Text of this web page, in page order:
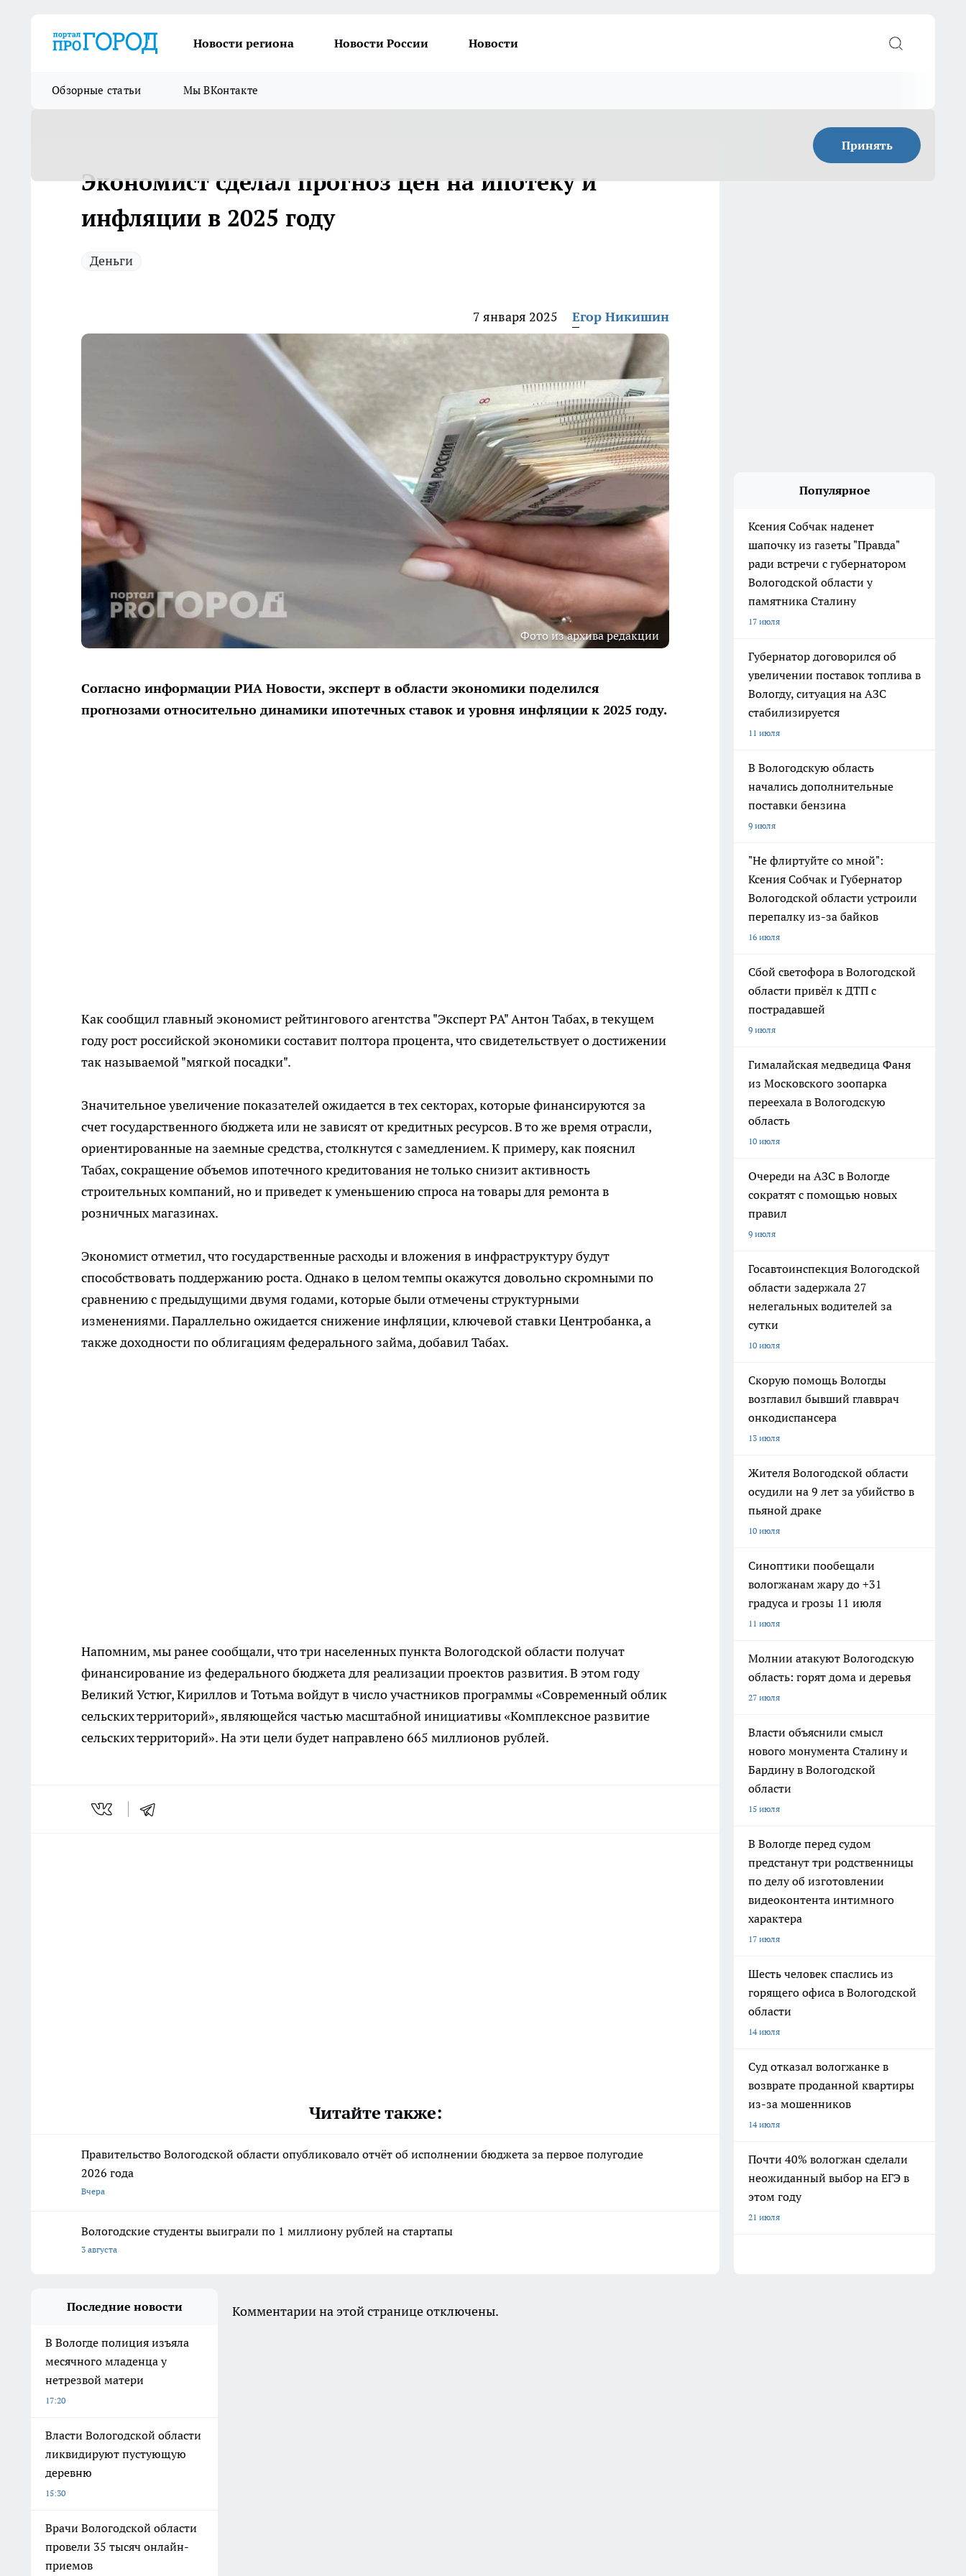
Новости региона Новости России Новости
Обзорные статьи Мы ВКонтакте
Принять
Экономист сделал прогноз цен на ипотеку и
инфляции в 2025 году
Деньги
7 января 2025 Егор Никишин
Фото из архива редакции
Согласно информации РИА Новости, эксперт в области экономики поделился
прогнозами относительно динамики ипотечных ставок и уровня инфляции к 2025 году.
Как сообщил главный экономист рейтингового агентства "Эксперт РА" Антон Табах, в текущем
году рост российской экономики составит полтора процента, что свидетельствует о достижении
так называемой "мягкой посадки".
Значительное увеличение показателей ожидается в тех секторах, которые финансируются за
счет государственного бюджета или не зависят от кредитных ресурсов. В то же время отрасли,
ориентированные на заемные средства, столкнутся с замедлением. К примеру, как пояснил
Табах, сокращение объемов ипотечного кредитования не только снизит активность
строительных компаний, но и приведет к уменьшению спроса на товары для ремонта в
розничных магазинах.
Экономист отметил, что государственные расходы и вложения в инфраструктуру будут
способствовать поддержанию роста. Однако в целом темпы окажутся довольно скромными по
сравнению с предыдущими двумя годами, которые были отмечены структурными
изменениями. Параллельно ожидается снижение инфляции, ключевой ставки Центробанка, а
также доходности по облигациям федерального займа, добавил Табах.
Напомним, мы ранее сообщали, что три населенных пункта Вологодской области получат
финансирование из федерального бюджета для реализации проектов развития. В этом году
Великий Устюг, Кириллов и Тотьма войдут в число участников программы «Современный облик
сельских территорий», являющейся частью масштабной инициативы «Комплексное развитие
сельских территорий». На эти цели будет направлено 665 миллионов рублей.
Читайте также:
Правительство Вологодской области опубликовало отчёт об исполнении бюджета за первое полугодие
2026 года
Вчера
Вологодские студенты выиграли по 1 миллиону рублей на стартапы
3 августа
Популярное
Ксения Собчак наденет
шапочку из газеты "Правда"
ради встречи с губернатором
Вологодской области у
памятника Сталину
17 июля
Губернатор договорился об
увеличении поставок топлива в
Вологду, ситуация на АЗС
стабилизируется
11 июля
В Вологодскую область
начались дополнительные
поставки бензина
9 июля
"Не флиртуйте со мной":
Ксения Собчак и Губернатор
Вологодской области устроили
перепалку из-за байков
16 июля
Сбой светофора в Вологодской
области привёл к ДТП с
пострадавшей
9 июля
Гималайская медведица Фаня
из Московского зоопарка
переехала в Вологодскую
область
10 июля
Очереди на АЗС в Вологде
сократят с помощью новых
правил
9 июля
Госавтоинспекция Вологодской
области задержала 27
нелегальных водителей за
сутки
10 июля
Скорую помощь Вологды
возглавил бывший главврач
онкодиспансера
13 июля
Жителя Вологодской области
осудили на 9 лет за убийство в
пьяной драке
10 июля
Синоптики пообещали
вологжанам жару до +31
градуса и грозы 11 июля
11 июля
Молнии атакуют Вологодскую
область: горят дома и деревья
27 июля
Власти объяснили смысл
нового монумента Сталину и
Бардину в Вологодской
области
15 июля
В Вологде перед судом
предстанут три родственницы
по делу об изготовлении
видеоконтента интимного
характера
17 июля
Шесть человек спаслись из
горящего офиса в Вологодской
области
14 июля
Суд отказал вологжанке в
возврате проданной квартиры
из-за мошенников
14 июля
Почти 40% вологжан сделали
неожиданный выбор на ЕГЭ в
этом году
21 июля
Последние новости
В Вологде полиция изъяла
месячного младенца у
нетрезвой матери
17:20
Власти Вологодской области
ликвидируют пустующую
деревню
15:30
Врачи Вологодской области
провели 35 тысяч онлайн-
приемов
Комментарии на этой странице отключены.